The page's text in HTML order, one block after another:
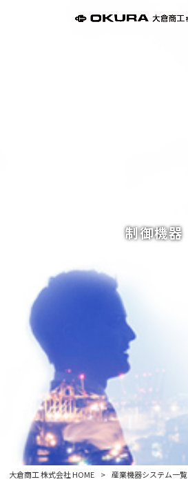
制御機器
大倉商工 株式会社 HOME > 産業機器システム一覧